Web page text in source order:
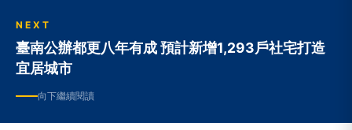
NEXT
臺南公辦都更八年有成 預計新增1,293戶社宅打造
宜居城市
向下繼續閱讀